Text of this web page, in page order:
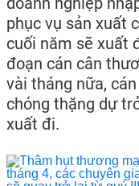
phục vụ sản xuất
cuối năm sẽ xuất
đoạn cán cân
vài tháng nữa,
chóng thặng dự
xuất đi.